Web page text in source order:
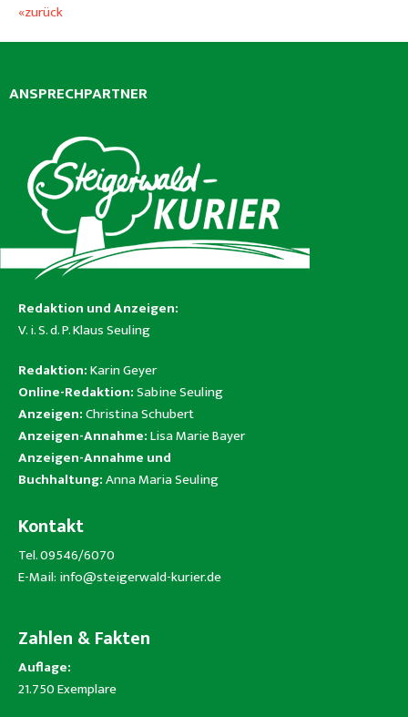
«zurück
ANSPRECHPARTNER
Redaktion und Anzeigen:
V. i. S. d. P. Klaus Seuling
Redaktion:Karin Geyer
Online-Redaktion:Sabine Seuling
Anzeigen:Christina Schubert
Anzeigen-Annahme:Lisa Marie Bayer
Anzeigen-Annahme und
Buchhaltung:Anna Maria Seuling
Kontakt
Tel. 09546/6070
E-Mail: info@steigerwald-kurier.de
Zahlen & Fakten
Auflage:
21.750 Exemplare